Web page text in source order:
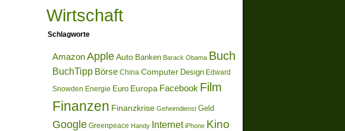
Wirtschaft
Schlagworte
AmazonApple Auto Banken Barack Obama Buch
BuchTipp Börse China Computer Design Edward
Snowden Energie Euro Europa Facebook Film
Finanzen Finanzkrise Geheimdienst Geld
Google Greenpeace Handy Internet iPhone Kino